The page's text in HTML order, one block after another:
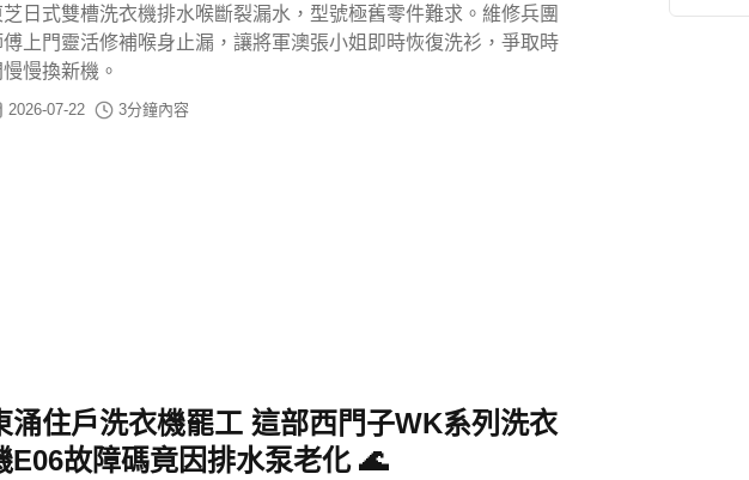
芝日式雙槽洗衣機排水喉斷裂漏水，型號極舊零件難求。維修兵團
傅上門靈活修補喉身止漏，讓將軍澳張小姐即時恢復洗衫，爭取時
慢換新機。
2026-07-22 3分鐘內容
涌住戶洗衣機罷工 這部西門子WK系列洗衣
E06故障碼竟因排水泵老化 🌊